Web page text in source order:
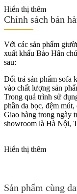
Hiển thị thêm
Chính sách bán
Với các sản phẩm
xuất khẩu Bảo Hân
sau:
Đổi trả sản phẩm sofa
vào chất lượng sản
Trong quá trình sử
phần da bọc, đệm
Giao hàng trong ngày
showroom là Hà Nội,
Hiển thị thêm
Sản phẩm cùng